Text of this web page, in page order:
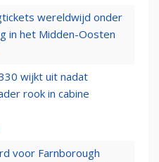
wereldwijd onder
in het Midden-Oosten
wijkt uit nadat
rook in cabine
voor Farnborough